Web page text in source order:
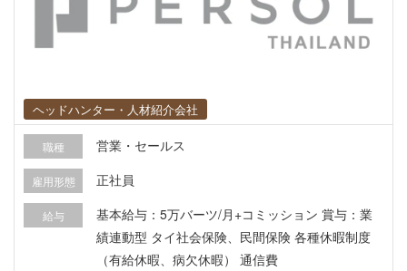
ヘッドハンター・人材紹介会社
職種 営業・セールス
雇用形態 正社員
給与
基本給与：5万バーツ/月+コミッション 賞与：業
績連動型 タイ社会保険、民間保険 各種休暇制度
（有給休暇、病欠休暇） 通信費